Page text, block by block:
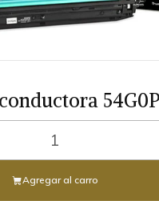
Agregar al carro